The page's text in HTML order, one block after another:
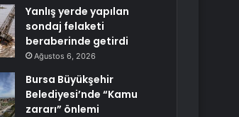
Yanlış yerde yapılan
sondaj felaketi
beraberinde getirdi
Ağustos 6, 2026
Bursa Büyükşehir
Belediyesi’nde “Kamu
zararı” önlemi